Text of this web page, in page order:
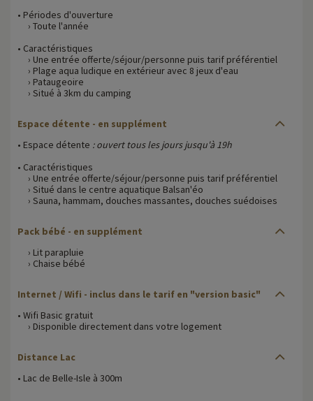
• Périodes d'ouverture
› Toute l'année
• Caractéristiques
› Une entrée offerte/séjour/personne puis tarif préférentiel
› Plage aqua ludique en extérieur avec 8 jeux d'eau
› Pataugeoire
› Situé à 3km du camping
Espace détente - en supplément
• Espace détente : ouvert tous les jours jusqu'à 19h
• Caractéristiques
› Une entrée offerte/séjour/personne puis tarif préférentiel
› Situé dans le centre aquatique Balsan'éo
› Sauna, hammam, douches massantes, douches suédoises
Pack bébé - en supplément
› Lit parapluie
› Chaise bébé
Internet / Wifi - inclus dans le tarif en "version basic"
• Wifi Basic gratuit
› Disponible directement dans votre logement
Distance Lac
• Lac de Belle-Isle à 300m